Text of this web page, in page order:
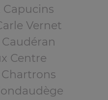
Capucins
Vernet
Centre